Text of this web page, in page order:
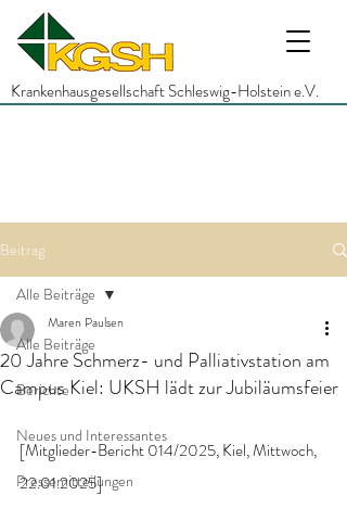
Krankenhausgesellschaft Schleswig-Holstein e.V.
Beitrag
Alle Beiträge
Berichte
Neues und Interessantes
Pressemitteilungen
Alle Beiträge
20 Jahre Schmerz- und Palliativstation am
Campus Kiel: UKSH lädt zur Jubiläumsfeier
Maren Paulsen
[Mitglieder-Bericht 014/2025, Kiel, Mittwoch,
22.01.2025]